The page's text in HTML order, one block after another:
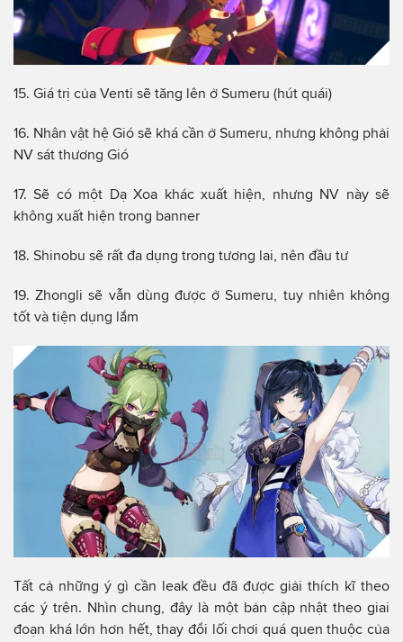
15. Giá trị của Venti sẽ tăng lên ở Sumeru (hút quái)
16. Nhân vật hệ Gió sẽ khá cần ở Sumeru, nhưng không phải
NV sát thương Gió
17. Sẽ có một Dạ Xoa khác xuất hiện, nhưng NV này sẽ
không xuất hiện trong banner
18. Shinobu sẽ rất đa dụng trong tương lai, nên đầu tư
19. Zhongli sẽ vẫn dùng được ở Sumeru, tuy nhiên không
tốt và tiện dụng lắm
Tất cả những ý gì cần leak đều đã được giải thích kĩ theo
các ý trên. Nhìn chung, đây là một bản cập nhật theo giai
đoạn khá lớn hơn hết, thay đổi lối chơi quá quen thuộc của